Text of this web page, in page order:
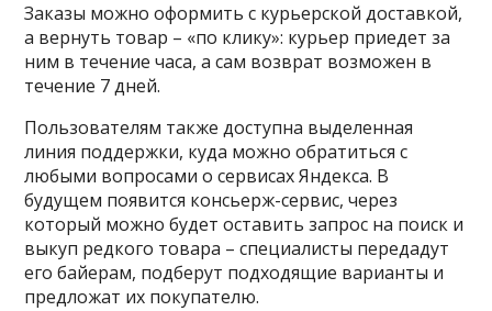
Заказы можно оформить с курьерской доставкой,
а вернуть товар – «по клику»: курьер приедет за
ним в течение часа, а сам возврат возможен в
течение 7 дней.
Пользователям также доступна выделенная
линия поддержки, куда можно обратиться с
любыми вопросами о сервисах Яндекса. В
будущем появится консьерж-сервис, через
который можно будет оставить запрос на поиск и
выкуп редкого товара – специалисты передадут
его байерам, подберут подходящие варианты и
предложат их покупателю.